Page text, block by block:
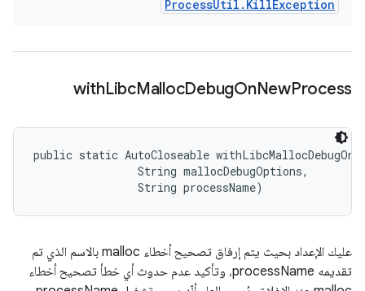
ProcessUtil . KillException
withLibcMallocDebugOnNewProcess
public static AutoCloseable
                String mallocDebugOptions,
                String processName)
عليك الإعداد بحيث يتم إرفاق تصحيح أخطاء malloc بالاسم الذي تم
تقديمه processName، وتأكيد عدم حدوث أي خطأ تصحيح أخطاء